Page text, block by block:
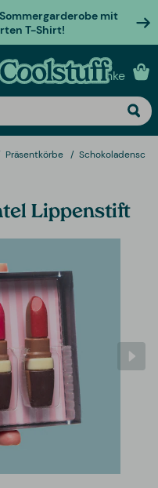
mit
T-Shirt!
geschenke
Präsentkörbe
Lippenstift